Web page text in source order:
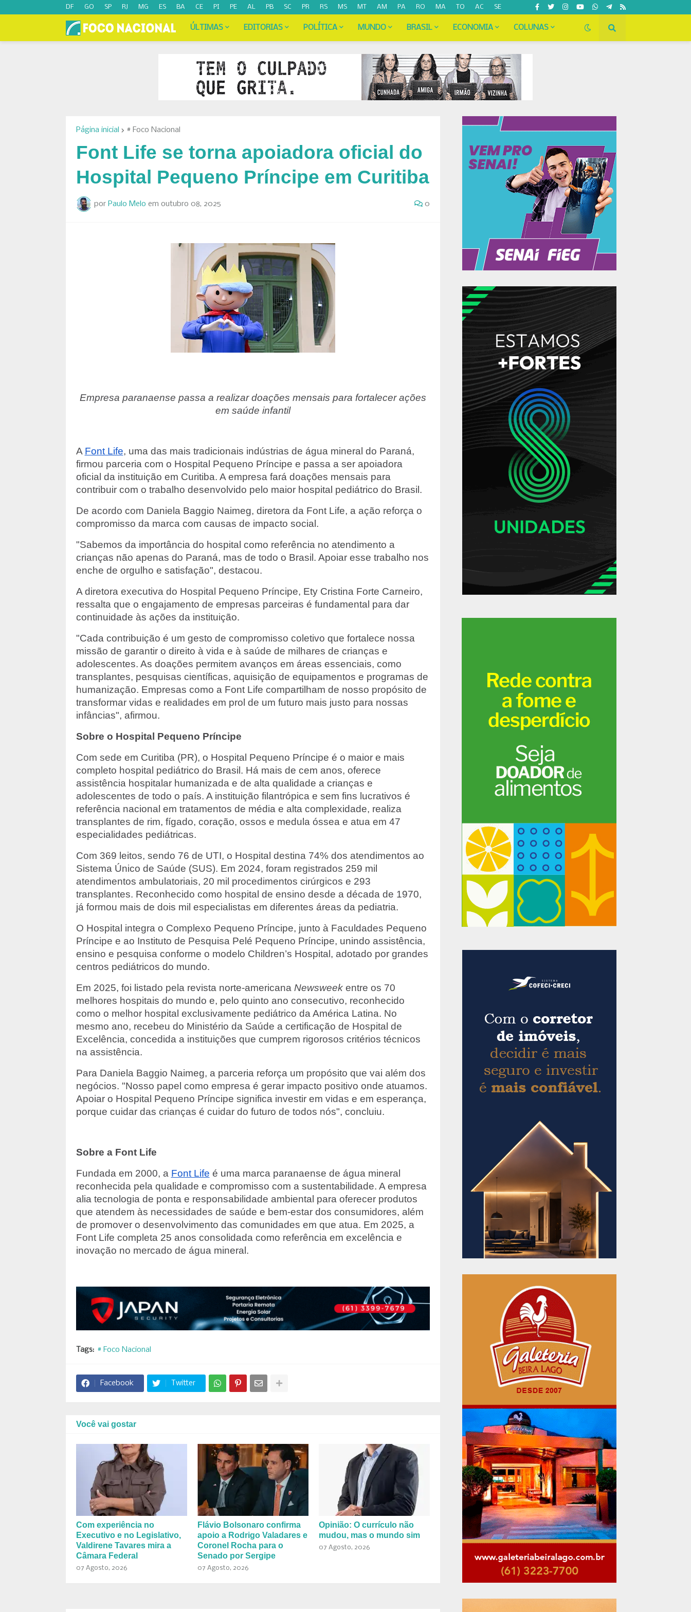
DF GO SP RJ MG ES BA CE PI PE AL PB SC PR RS MS MT AM PA RO MA TO AC SE
ÚLTIMAS EDITORIAS POLÍTICA MUNDO BRASIL ECONOMIA COLUNAS
Página inicial # Foco Nacional
Font Life se torna apoiadora oficial do
Hospital Pequeno Príncipe em Curitiba
por Paulo Melo em outubro 08, 2025 0
Empresa paranaense passa a realizar doações mensais para fortalecer ações
em saúde infantil
A Font Life, uma das mais tradicionais indústrias de água mineral do Paraná,
firmou parceria com o Hospital Pequeno Príncipe e passa a ser apoiadora
oficial da instituição em Curitiba. A empresa fará doações mensais para
contribuir com o trabalho desenvolvido pelo maior hospital pediátrico do Brasil.
De acordo com Daniela Baggio Naimeg, diretora da Font Life, a ação reforça o
compromisso da marca com causas de impacto social.
"Sabemos da importância do hospital como referência no atendimento a
crianças não apenas do Paraná, mas de todo o Brasil. Apoiar esse trabalho nos
enche de orgulho e satisfação", destacou.
A diretora executiva do Hospital Pequeno Príncipe, Ety Cristina Forte Carneiro,
ressalta que o engajamento de empresas parceiras é fundamental para dar
continuidade às ações da instituição.
"Cada contribuição é um gesto de compromisso coletivo que fortalece nossa
missão de garantir o direito à vida e à saúde de milhares de crianças e
adolescentes. As doações permitem avanços em áreas essenciais, como
transplantes, pesquisas científicas, aquisição de equipamentos e programas de
humanização. Empresas como a Font Life compartilham de nosso propósito de
transformar vidas e realidades em prol de um futuro mais justo para nossas
infâncias", afirmou.
Sobre o Hospital Pequeno Príncipe
Com sede em Curitiba (PR), o Hospital Pequeno Príncipe é o maior e mais
completo hospital pediátrico do Brasil. Há mais de cem anos, oferece
assistência hospitalar humanizada e de alta qualidade a crianças e
adolescentes de todo o país. A instituição filantrópica e sem fins lucrativos é
referência nacional em tratamentos de média e alta complexidade, realiza
transplantes de rim, fígado, coração, ossos e medula óssea e atua em 47
especialidades pediátricas.
Com 369 leitos, sendo 76 de UTI, o Hospital destina 74% dos atendimentos ao
Sistema Único de Saúde (SUS). Em 2024, foram registrados 259 mil
atendimentos ambulatoriais, 20 mil procedimentos cirúrgicos e 293
transplantes. Reconhecido como hospital de ensino desde a década de 1970,
já formou mais de dois mil especialistas em diferentes áreas da pediatria.
O Hospital integra o Complexo Pequeno Príncipe, junto à Faculdades Pequeno
Príncipe e ao Instituto de Pesquisa Pelé Pequeno Príncipe, unindo assistência,
ensino e pesquisa conforme o modelo Children’s Hospital, adotado por grandes
centros pediátricos do mundo.
Em 2025, foi listado pela revista norte-americana Newsweekentre os 70
melhores hospitais do mundo e, pelo quinto ano consecutivo, reconhecido
como o melhor hospital exclusivamente pediátrico da América Latina. No
mesmo ano, recebeu do Ministério da Saúde a certificação de Hospital de
Excelência, concedida a instituições que cumprem rigorosos critérios técnicos
na assistência.
Para Daniela Baggio Naimeg, a parceria reforça um propósito que vai além dos
negócios. "Nosso papel como empresa é gerar impacto positivo onde atuamos.
Apoiar o Hospital Pequeno Príncipe significa investir em vidas e em esperança,
porque cuidar das crianças é cuidar do futuro de todos nós", concluiu.
Sobre a Font Life
Fundada em 2000, a Font Life é uma marca paranaense de água mineral
reconhecida pela qualidade e compromisso com a sustentabilidade. A empresa
alia tecnologia de ponta e responsabilidade ambiental para oferecer produtos
que atendem às necessidades de saúde e bem-estar dos consumidores, além
de promover o desenvolvimento das comunidades em que atua. Em 2025, a
Font Life completa 25 anos consolidada como referência em excelência e
inovação no mercado de água mineral.
Tags: # Foco Nacional
Facebook Twitter
Você vai gostar
Com experiência no
Executivo e no Legislativo,
Valdirene Tavares mira a
Câmara Federal
07 Agosto, 2026
Flávio Bolsonaro confirma
apoio a Rodrigo Valadares e
Coronel Rocha para o
Senado por Sergipe
07 Agosto, 2026
Opinião: O currículo não
mudou, mas o mundo sim
07 Agosto, 2026